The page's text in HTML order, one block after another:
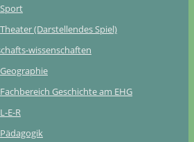
Sport
Theater (Darstellendes Spiel)
wissenschaften
Geographie
Fachbereich Geschichte am EHG
L-E-R
Pädagogik